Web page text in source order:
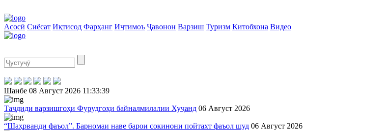
Асосӣ Сиёсат Иқтисод Фарҳанг Иҷтимоъ Ҷавонон Варзиш Туризм Китобхона Видео
Шанбе 08 Август 2026 11:33:39
Таҷдиди варзишгоҳи Фурудгоҳи байналмилалии Хуҷанд 06 Август 2026
“Шаҳрванди фаъол”. Барномаи наве барои сокинони пойтахт фаъол шуд 06 Август 2026